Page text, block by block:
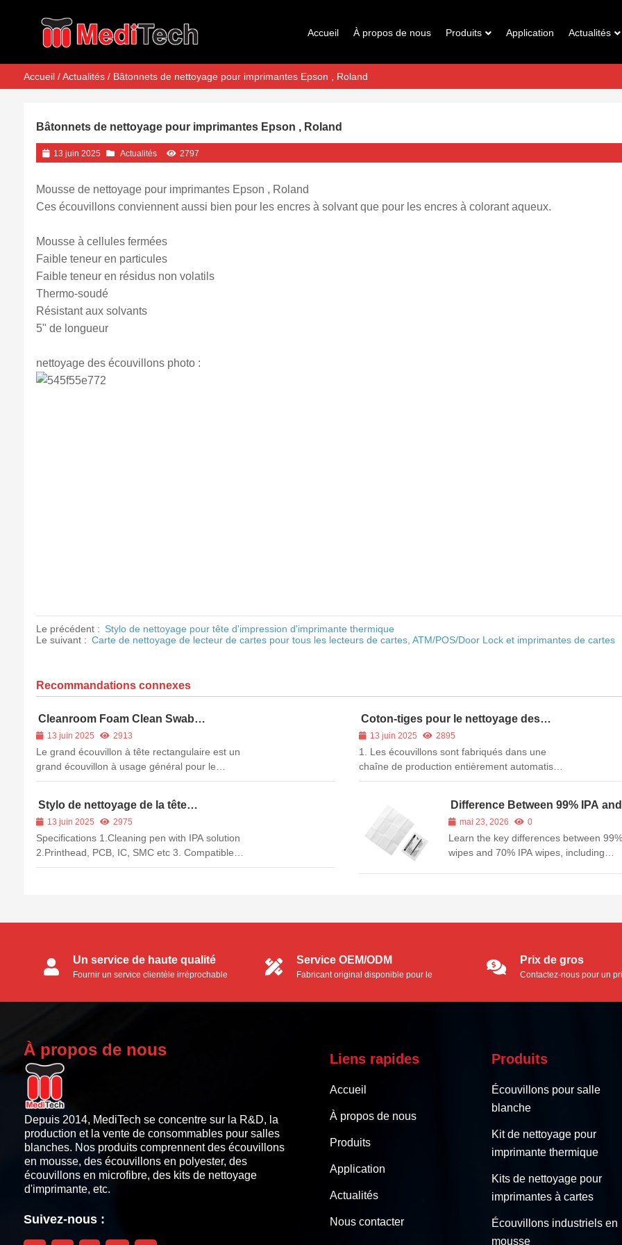
Accueil À propos de nous Produits Application Actualités
Accueil/Actualités/ Bâtonnets de nettoyage pour imprimantes Epson , Roland
Bâtonnets de nettoyage pour imprimantes Epson , Roland
13 juin 2025 Actualités 2797
Mousse de nettoyage pour imprimantes Epson , Roland
Ces écouvillons conviennent aussi bien pour les encres à solvant que pour les encres à colorant aqueux.
Mousse à cellules fermées
Faible teneur en particules
Faible teneur en résidus non volatils
Thermo-soudé
Résistant aux solvants
5" de longueur
nettoyage des écouvillons photo :
Le précédent : Stylo de nettoyage pour tête d'impression d'imprimante thermique
Le suivant : Carte de nettoyage de lecteur de cartes pour tous les lecteurs de cartes, ATM/POS/Door Lock et imprimantes de cartes
Recommandations connexes
Cleanroom Foam Clean Swab
(écouvillon en mousse pour salle
blanche)
13 juin 2025 2913
Le grand écouvillon à tête rectangulaire est un
grand écouvillon à usage général pour le
nettoyage des surfaces. Sa tête en mousse de
Coton-tiges pour le nettoyage des
imprimantes grand format
13 juin 2025 2895
1. Les écouvillons sont fabriqués dans une
chaîne de production entièrement automatisée,
ce qui garantit un degré élevé de propreté,
métalliques et d'autres&...
Stylo de nettoyage de la tête
d'impression de l'imprimante
thermique
13 juin 2025 2975
Specifications 1.Cleaning pen with IPA solution
2.Printhead, PCB, IC, SMC etc 3. Compatible
with Zebra, Fargo 4.NO MOQ 5.Short delivery
Difference Between 99% IPA
IPA Wipes: Which One Should
Choose?
mai 23, 2026 0
Learn the key differences between
wipes and 70% IPA wipes, including
Un service de haute qualité
Fournir un service clientèle irréprochable
Service OEM/ODM
Fabricant original disponible pour le
Prix de gros
Contactez-nous pour un
À propos de nous
Depuis 2014, MediTech se concentre sur la R&D, la
production et la vente de consommables pour salles
blanches. Nos produits comprennent des écouvillons
en mousse, des écouvillons en polyester, des
écouvillons en microfibre, des kits de nettoyage
d'imprimante, etc.
Suivez-nous :
Liens rapides
Accueil
À propos de nous
Produits
Application
Actualités
Nous contacter
Produits
Écouvillons pour salle
blanche
Kit de nettoyage pour
imprimante thermique
Kits de nettoyage pour
imprimantes à cartes
Écouvillons industriels en
mousse